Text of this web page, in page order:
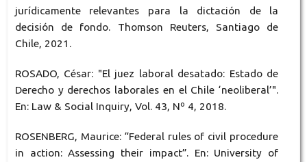
jurídicamente relevantes para la dictación de la
decisión de fondo. Thomson Reuters, Santiago de
Chile, 2021.
ROSADO, César: "El juez laboral desatado: Estado de
Derecho y derechos laborales en el Chile ‘neoliberal’".
En: Law & Social Inquiry, Vol. 43, Nº 4, 2018.
ROSENBERG, Maurice: “Federal rules of civil procedure
in action: Assessing their impact”. En: University of